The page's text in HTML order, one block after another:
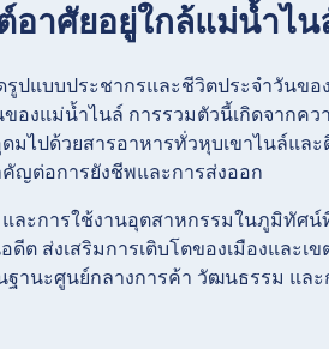
อาศัยอยู่ใกล้แม่น้ำไน
ปแบบประชากรและชีวิตประจำวันขอ
งแม่น้ำไนล์ การรวมตัวนี้เกิดจากคว
ไปด้วยสารอาหารทั่วหุบเขาไนล์แล
ญต่อการยังชีพและการส่งออก
ละการใช้งานอุตสาหกรรมในภูมิทัศน์
ส่งเสริมการเติบโตของเมืองและเข
ฐานะศูนย์กลางการค้า วัฒนธรรม และ